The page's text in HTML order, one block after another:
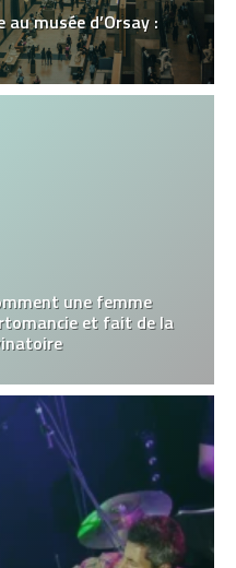
musée d’Orsay :
une femme
et fait de la